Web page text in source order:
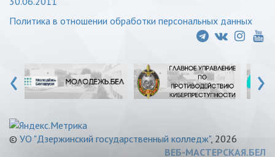
Политика в отношении обработки персональных данных
‹ ›
© УО "Дзержинский государственный колледж", 2026
ВЕБ-МАСТЕРСКАЯ.БЕЛ